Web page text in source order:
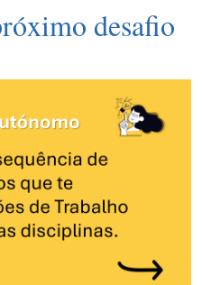
desafio